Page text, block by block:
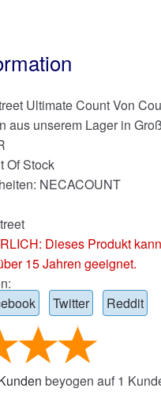
Ultimate Count Von
aus unserem Lager in
Of Stock
NECACOUNT
Dieses Produkt
15 Jahren geeignet.
Twitter Reddit
beyogen auf 1